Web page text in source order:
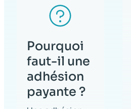
Pourquoi
faut-il une
adhésion
payante ?